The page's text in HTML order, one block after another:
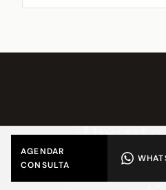
AGENDAR
CONSULTA